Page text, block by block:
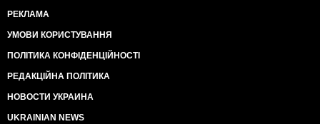
РЕКЛАМА
УМОВИ КОРИСТУВАННЯ
ПОЛІТИКА КОНФІДЕНЦІЙНОСТІ
РЕДАКЦІЙНА ПОЛІТИКА
НОВОСТИ УКРАИНА
UKRAINIAN NEWS